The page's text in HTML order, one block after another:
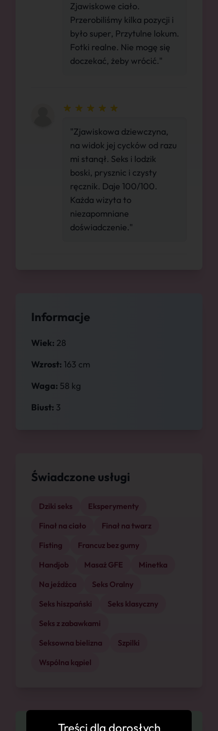
Informacje
Wiek: 28
Wzrost: 163 cm
Waga: 58 kg
Biust: 3
Świadczone usługi
Dziki seks
Eksperymenty
Finał na ciało
Finał na twarz
Fisting
Francuz bez gumy
Handjob
Masaż GFE
Minetka
Na jeźdźca
Seks Oralny
Seks hiszpański
Seks klasyczny
Seks z zabawkami
Seksowna bielizna
Szpilki
Wspólna kąpiel
Zjawiskowe ciało.
Przerobiliśmy kilka pozycji i
było super, Przytulne lokum.
Fotki realne. Nie mogę się
doczekać, żeby wrócić."
"Zjawiskowa dziewczyna,
na widok jej cycków od razu
mi stanął. Seks i lodzik
boski, prysznic i czysty
ręcznik. Daje 100/100.
Każda wizyta to
niezapomniane
doświadczenie."
Treści dla dorosłych